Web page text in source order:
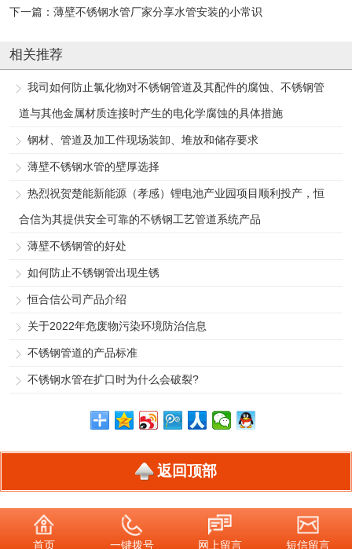
下一篇： 薄壁不锈钢水管厂家分享水管安装的小常识
相关推荐
我司如何防止氯化物对不锈钢管道及其配件的腐蚀、不锈钢管
道与其他金属材质连接时产生的电化学腐蚀的具体措施
钢材、管道及加工件现场装卸、堆放和储存要求
薄壁不锈钢水管的壁厚选择
热烈祝贺楚能新能源（孝感）锂电池产业园项目顺利投产，恒
合信为其提供安全可靠的不锈钢工艺管道系统产品
薄壁不锈钢管的好处
如何防止不锈钢管出现生锈
恒合信公司产品介绍
关于2022年危废物污染环境防治信息
不锈钢管道的产品标准
不锈钢水管在扩口时为什么会破裂?
首页 一键拨号 网上留言 短信留言
返回顶部